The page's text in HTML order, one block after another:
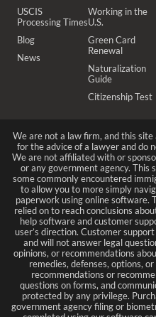
USCIS
Processing Times
Blog
News
Working in the
U.S.
Green Card
Renewal
Naturalization
Guide
Citizenship Test
We are not a law firm, and this
for the advice of a lawyer and do
We are not affiliated with or
or any government agency. This
some commonly encountered
to allow you to more simply
paperwork using online software.
relied on to reach conclusions
help software and customer
user’s direction. Customer
and will not answer legal
opinions, or recommendations
remedies, defenses, options,
recommendations or
questions on forms, and
protected by any privilege.
government agency filing or